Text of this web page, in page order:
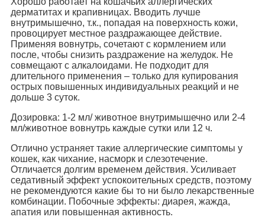
дерматитах и крапивницах. Вводить лучше
внутримышечно, т.к., попадая на поверхность кожи,
провоцирует местное раздражающее действие.
Применяя вовнутрь, сочетают с кормлением или
после, чтобы снизить раздражение на желудок. Не
совмещают с алкалоидами. Не подходит для
длительного применения – только для купирования
острых повышенных индивидуальных реакций и не
дольше 3 суток.
Дозировка: 1-2 мл/ животное внутримышечно или 2-4
мл/животное вовнутрь каждые сутки или 12 ч.
Отлично устраняет такие аллергические симптомы у
кошек, как чихание, насморк и слезотечение.
Отличается долгим временем действия. Усиливает
седативный эффект успокоительных средств, поэтому
не рекомендуются какие бы то ни было лекарственные
комбинации. Побочные эффекты: диарея, жажда,
апатия или повышенная активность.